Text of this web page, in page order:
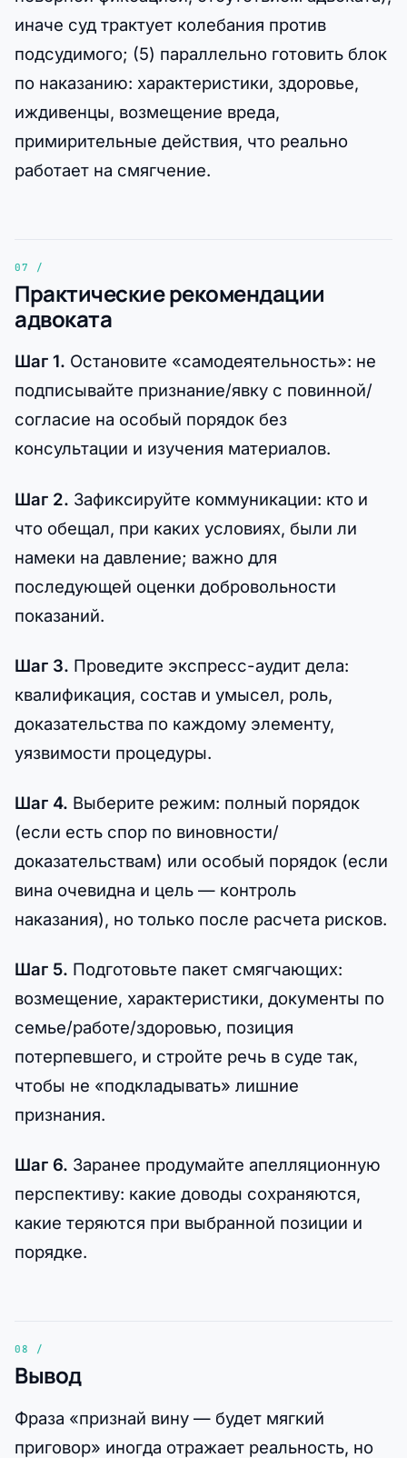
иначе суд трактует колебания против
подсудимого; (5) параллельно готовить блок
по наказанию: характеристики, здоровье,
иждивенцы, возмещение вреда,
примирительные действия, что реально
работает на смягчение.
Практические рекомендации
адвоката
Шаг 1. Остановите «самодеятельность»: не
подписывайте признание/явку с повинной/
согласие на особый порядок без
консультации и изучения материалов.
Шаг 2. Зафиксируйте коммуникации: кто и
что обещал, при каких условиях, были ли
намеки на давление; важно для
последующей оценки добровольности
показаний.
Шаг 3. Проведите экспресс-аудит дела:
квалификация, состав и умысел, роль,
доказательства по каждому элементу,
уязвимости процедуры.
Шаг 4. Выберите режим: полный порядок
(если есть спор по виновности/
доказательствам) или особый порядок (если
вина очевидна и цель — контроль
наказания), но только после расчета рисков.
Шаг 5. Подготовьте пакет смягчающих:
возмещение, характеристики, документы по
семье/работе/здоровью, позиция
потерпевшего, и стройте речь в суде так,
чтобы не «подкладывать» лишние
признания.
Шаг 6. Заранее продумайте апелляционную
перспективу: какие доводы сохраняются,
какие теряются при выбранной позиции и
порядке.
Вывод
Фраза «признай вину — будет мягкий
приговор» иногда отражает реальность, но